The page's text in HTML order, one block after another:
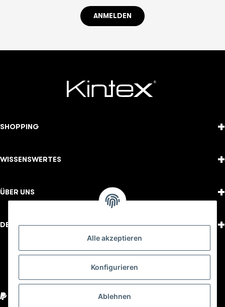
Alle akzeptieren
Konfigurieren
Ablehnen
ANMELDEN
SHOPPING +
WISSENSWERTES +
ÜBER UNS +
DEIN KONTO +
FOLGE UNS